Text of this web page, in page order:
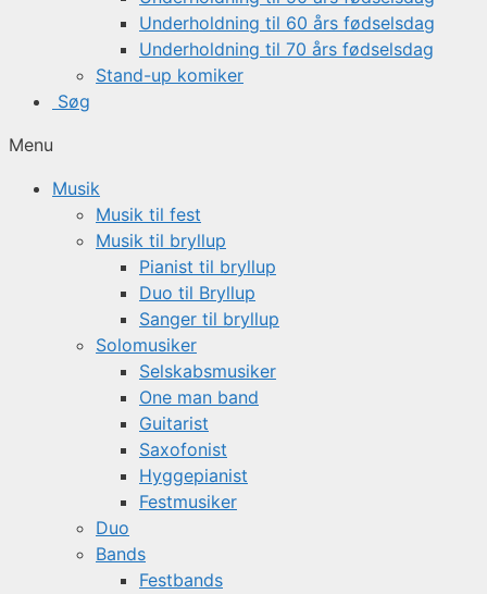
Underholdning til 60 års fødselsdag
Underholdning til 70 års fødselsdag
Stand-up komiker
Søg
Menu
Musik
Musik til fest
Musik til bryllup
Pianist til bryllup
Duo til Bryllup
Sanger til bryllup
Solomusiker
Selskabsmusiker
One man band
Guitarist
Saxofonist
Hyggepianist
Festmusiker
Duo
Bands
Festbands